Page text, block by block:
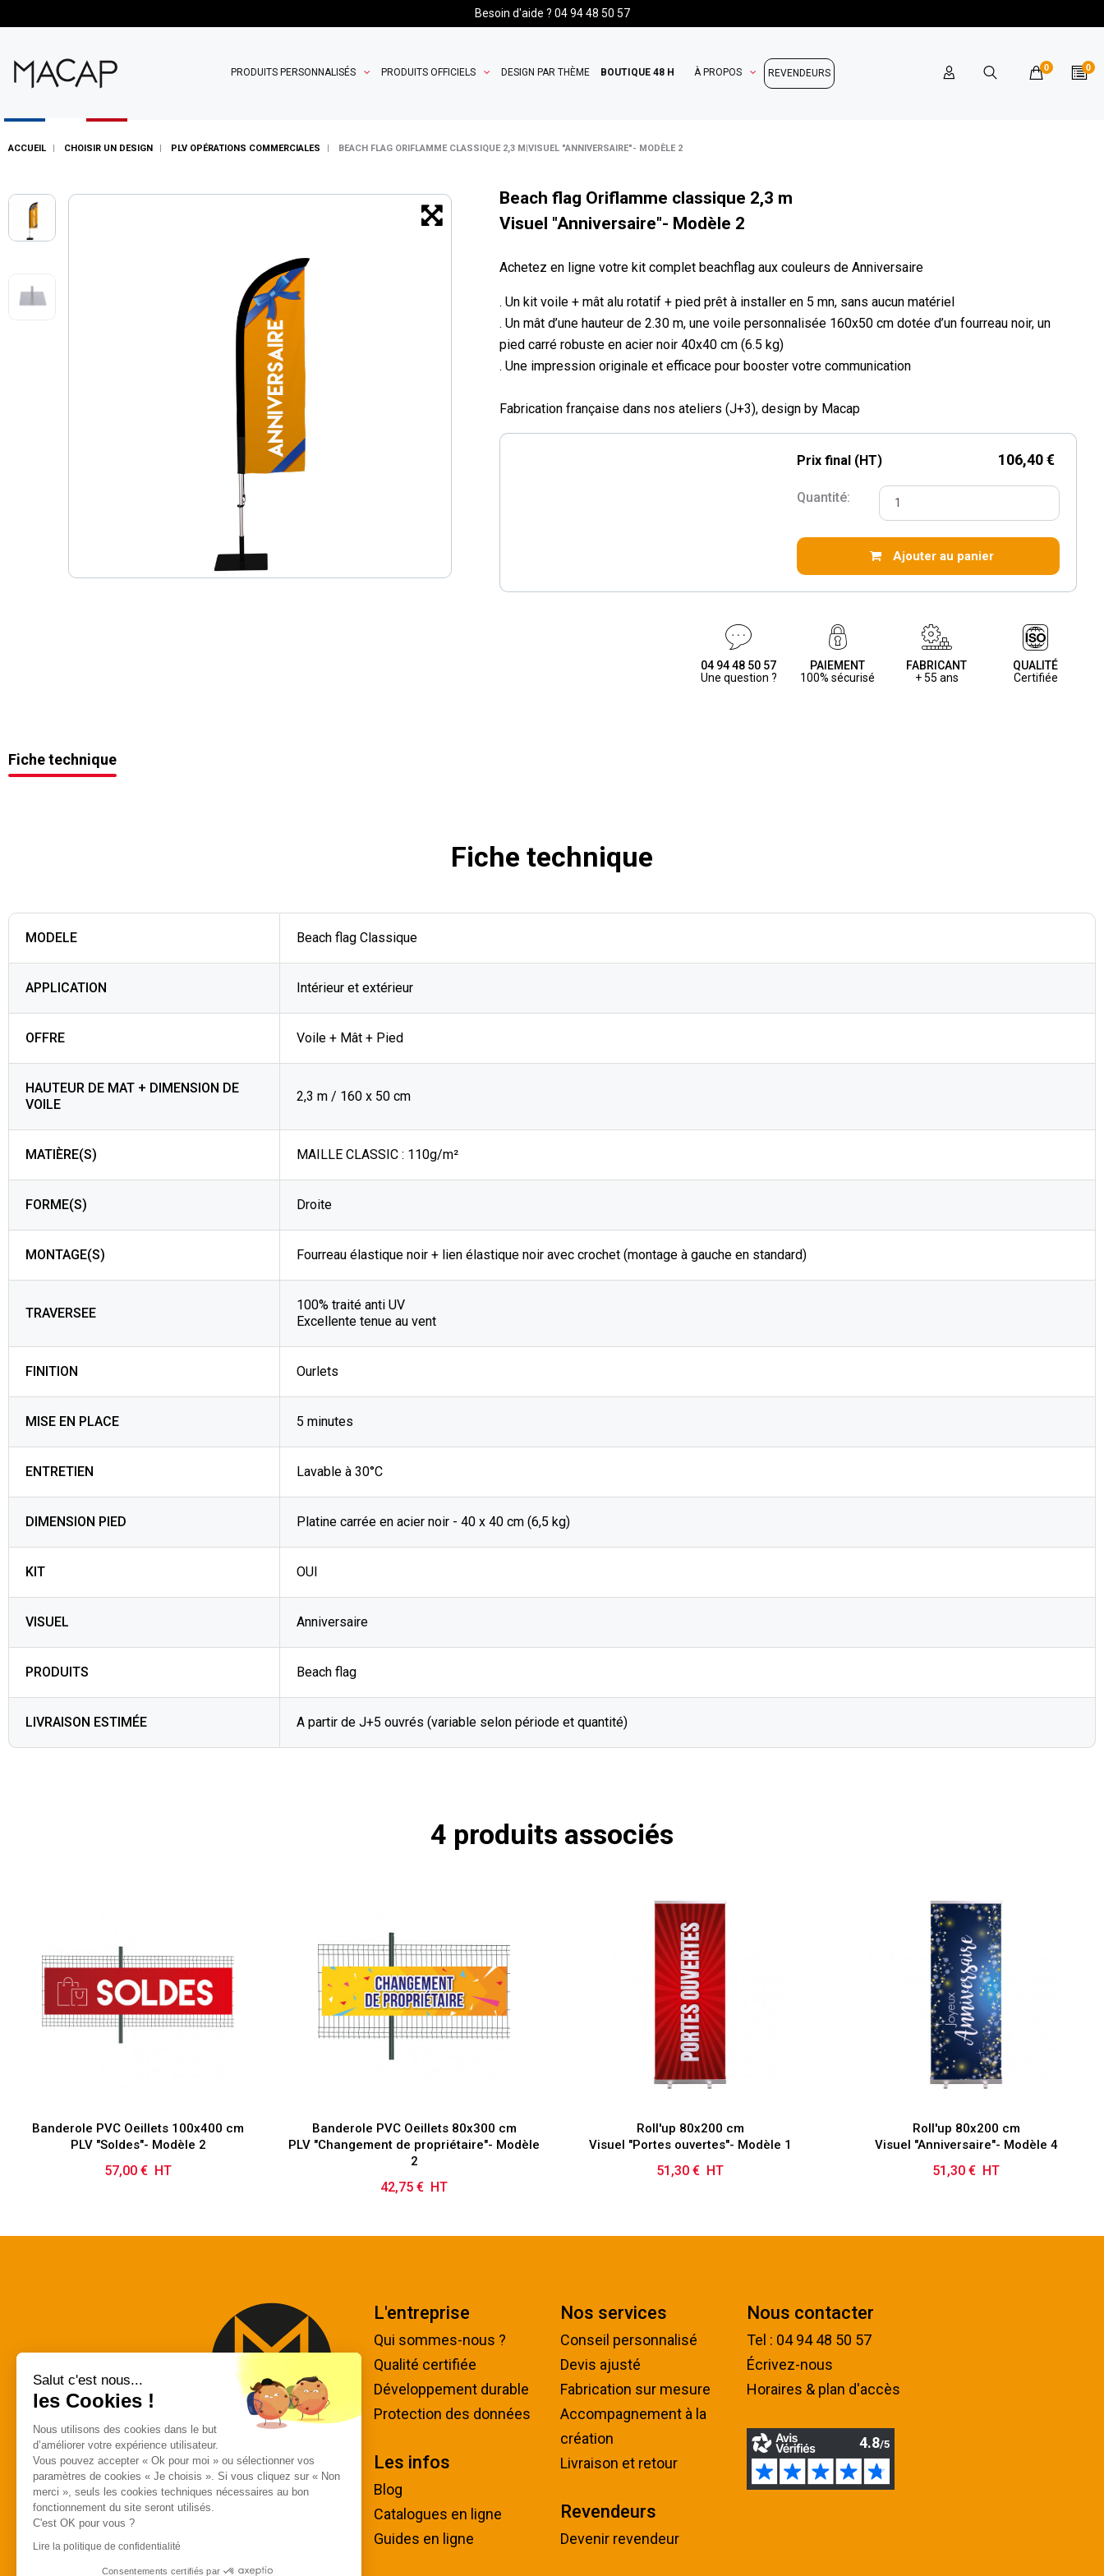
Besoin d'aide ? 04 94 48 50 57
PRODUITS PERSONNALISÉS PRODUITS OFFICIELS DESIGN PAR THÈME BOUTIQUE 48 H À PROPOS REVENDEURS
0 0
ACCUEIL CHOISIR UN DESIGN PLV OPÉRATIONS COMMERCIALES BEACH FLAG ORIFLAMME CLASSIQUE 2,3 M|VISUEL "ANNIVERSAIRE"- MODÈLE 2
Beach flag Oriflamme classique 2,3 m
Visuel "Anniversaire"- Modèle 2
Achetez en ligne votre kit complet beachflag aux couleurs de Anniversaire
. Un kit voile + mât alu rotatif + pied prêt à installer en 5 mn, sans aucun matériel
. Un mât d’une hauteur de 2.30 m, une voile personnalisée 160x50 cm dotée d’un fourreau noir, un
pied carré robuste en acier noir 40x40 cm (6.5 kg)
. Une impression originale et efficace pour booster votre communication
Fabrication française dans nos ateliers (J+3), design by Macap
Prix final (HT) 106,40 €
Quantité:
Ajouter au panier
04 94 48 50 57
Une question ?
PAIEMENT
100% sécurisé
FABRICANT
+ 55 ans
QUALITÉ
Certifiée
Fiche technique
Fiche technique
MODELE Beach flag Classique
APPLICATION Intérieur et extérieur
OFFRE Voile + Mât + Pied
HAUTEUR DE MAT + DIMENSION DE
VOILE
2,3 m / 160 x 50 cm
MATIÈRE(S) MAILLE CLASSIC : 110g/m²
FORME(S) Droite
MONTAGE(S) Fourreau élastique noir + lien élastique noir avec crochet (montage à gauche en standard)
TRAVERSEE
100% traité anti UV
Excellente tenue au vent
FINITION Ourlets
MISE EN PLACE 5 minutes
ENTRETIEN Lavable à 30°C
DIMENSION PIED Platine carrée en acier noir - 40 x 40 cm (6,5 kg)
KIT OUI
VISUEL Anniversaire
PRODUITS Beach flag
LIVRAISON ESTIMÉE A partir de J+5 ouvrés (variable selon période et quantité)
4 produits associés
Banderole PVC Oeillets 100x400 cm
PLV "Soldes"- Modèle 2
Prix
57,00 € HT
Banderole PVC Oeillets 80x300 cm
PLV "Changement de propriétaire"- Modèle
2
Prix
42,75 € HT
Roll'up 80x200 cm
Visuel "Portes ouvertes"- Modèle 1
Prix
51,30 € HT
Roll'up 80x200 cm
Visuel "Anniversaire"- Modèle 4
Prix
51,30 € HT
557 Avenue des
L'entreprise
Qui sommes-nous ?
Qualité certifiée
Développement durable
Protection des données
Les infos
Blog
Catalogues en ligne
Guides en ligne
Nos services
Conseil personnalisé
Devis ajusté
Fabrication sur mesure
Accompagnement à la
création
Livraison et retour
Revendeurs
Devenir revendeur
Nous contacter
Tel : 04 94 48 50 57
Écrivez-nous
Horaires & plan d'accès
Salut c'est nous...
les Cookies !
Nous utilisons des cookies dans le but
d’améliorer votre expérience utilisateur.
Vous pouvez accepter « Ok pour moi » ou sélectionner vos
paramètres de cookies « Je choisis ». Si vous cliquez sur « Non
merci », seuls les cookies techniques nécessaires au bon
fonctionnement du site seront utilisés.
C'est OK pour vous ?
Lire la politique de confidentialité
Consentements certifiés par